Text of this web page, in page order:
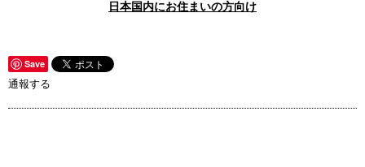
日本国内にお住まいの方向け
Save
通報する